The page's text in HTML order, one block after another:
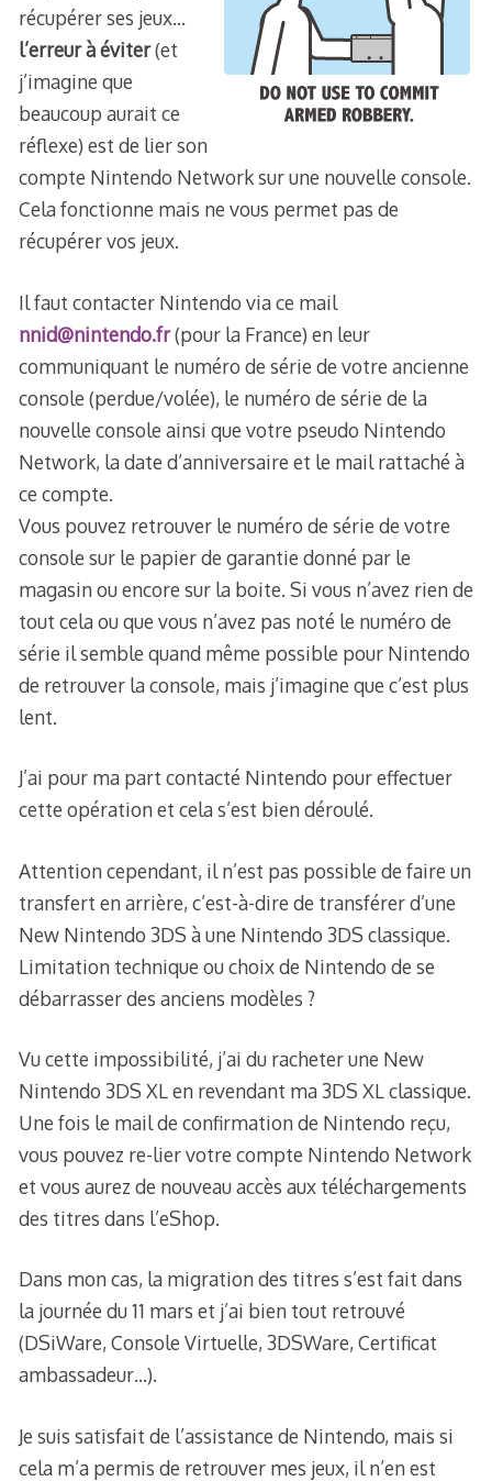
récupérer ses jeux…
l’erreur à éviter(et
j’imagine que
beaucoup aurait ce
réflexe) est de lier son
compte Nintendo Network sur une nouvelle console.
Cela fonctionne mais ne vous permet pas de
récupérer vos jeux.
Il faut contacter Nintendo via ce mail
nnid@nintendo.fr(pour la France) en leur
communiquant le numéro de série de votre ancienne
console (perdue/volée), le numéro de série de la
nouvelle console ainsi que votre pseudo Nintendo
Network, la date d’anniversaire et le mail rattaché à
ce compte.
Vous pouvez retrouver le numéro de série de votre
console sur le papier de garantie donné par le
magasin ou encore sur la boite. Si vous n’avez rien de
tout cela ou que vous n’avez pas noté le numéro de
série il semble quand même possible pour Nintendo
de retrouver la console, mais j’imagine que c’est plus
lent.
J’ai pour ma part contacté Nintendo pour effectuer
cette opération et cela s’est bien déroulé.
Attention cependant, il n’est pas possible de faire un
transfert en arrière, c’est-à-dire de transférer d’une
New Nintendo 3DS à une Nintendo 3DS classique.
Limitation technique ou choix de Nintendo de se
débarrasser des anciens modèles ?
Vu cette impossibilité, j’ai du racheter une New
Nintendo 3DS XL en revendant ma 3DS XL classique.
Une fois le mail de confirmation de Nintendo reçu,
vous pouvez re-lier votre compte Nintendo Network
et vous aurez de nouveau accès aux téléchargements
des titres dans l’eShop.
Dans mon cas, la migration des titres s’est fait dans
la journée du 11 mars et j’ai bien tout retrouvé
(DSiWare, Console Virtuelle, 3DSWare, Certificat
ambassadeur…).
Je suis satisfait de l’assistance de Nintendo, mais si
cela m’a permis de retrouver mes jeux, il n’en est